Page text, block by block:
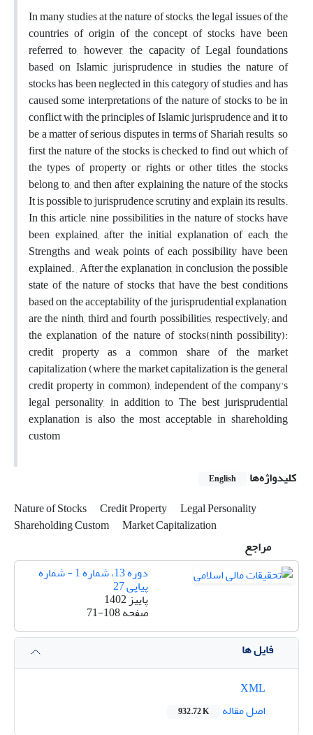
In many studies at the nature of stocks, the legal issues of the
countries of origin of the concept of stocks have been
referred to, however, the capacity of Legal foundations
based on Islamic jurisprudence in studies the nature of
stocks has been neglected in this category of studies and has
caused some interpretations of the nature of stocks to be in
conflict with the principles of Islamic jurisprudence and it to
be a matter of serious disputes in terms of Shariah results, so
first the nature of the stocks is checked to find out which of
the types of property or rights or other titles the stocks
belong to, and then after explaining the nature of the stocks
It is possible to jurisprudence scrutiny and explain its results.
In this article, nine possibilities in the nature of stocks have
been explained, after the initial explanation of each, the
Strengths and weak points of each possibility have been
explained. , After the explanation, in conclusion, the possible
state of the nature of stocks that have the best conditions
based on the acceptability of the jurisprudential explanation,
are the ninth, third and fourth possibilities, respectively; and
the explanation of the nature of stocks(ninth possibility):
credit property as a common share of the market
capitalization (where the market capitalization is the general
credit property in common), independent of the company's
legal personality, in addition to The best jurisprudential
explanation is also the most acceptable in shareholding
custom
کلیدواژه‌ها
English
Nature of Stocks Credit Property
Legal Personality
Shareholding Custom
Market Capitalization
مراجع
دوره 13، شماره 1 - شماره
پیاپی 27
پاییز 1402
صفحه71-108
فایل ها
اصل مقاله
932.72 K